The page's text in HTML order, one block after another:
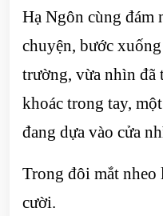
Hạ Ngôn cùng
chuyện, bước
trường, vừa nhìn đã
khoác trong tay,
đang dựa vào cửa
Trong đôi mắt nheo
cười.